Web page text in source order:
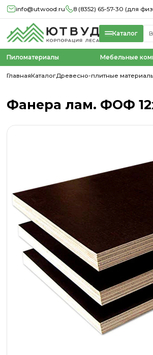
info@utwood.ru 8 (8352) 65-57-30 (для
Каталог
Пиломатериалы Мебельные
ГлавнаяКаталогДревесно-плитные
Фанера лам. ФОФ